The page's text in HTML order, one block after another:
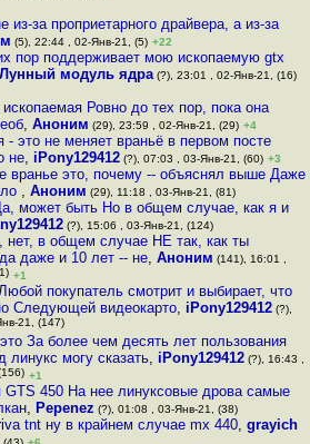
за проприетарного драйвера, а из-за
(5), 22:44 , 02-Янв-21, (5) +22
пор поддерживает мою ископаемую gtx
Лунный модуль ядра(?), 23:01 , 02-Янв-21, (16)
Ровно до тех пор, пока она
, Аноним (29), 23:59 , 02-Янв-21, (29) +4
- это не меняет враньё в первом посте
не, iPony129412 (?), 07:03 , 03-Янв-21, (60) +3
вранье это, почему -- объяснял выше Даже
, Аноним (29), 11:18 , 03-Янв-21, (81)
может быть Но в общем случае, как я и
(?), 15:06 , 03-Янв-21, (124)
нет, в общем случае НЕ так, как ты
даже и 10 лет -- не,Аноним (141), 16:01 ,
+1
покупатель смотрит и выбирает, что
Следующей видеокарто, iPony129412(?),
21, (147)
За более чем десять лет пользования
линукс могу сказать, iPony129412(?), 16:43 ,
+1
GTS 450 На нее линуксовые дрова самые
, Pepenez (?), 01:08 , 03-Янв-21, (38)
tnt ну в крайнем случае mx 440,grayich